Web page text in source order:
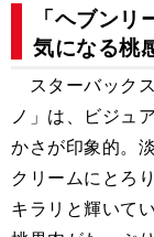
「ヘブン
気になる桃
スターバック
ノ」は、ビジュ
かさが印象的。
クリームにとろ
キラリと輝いて